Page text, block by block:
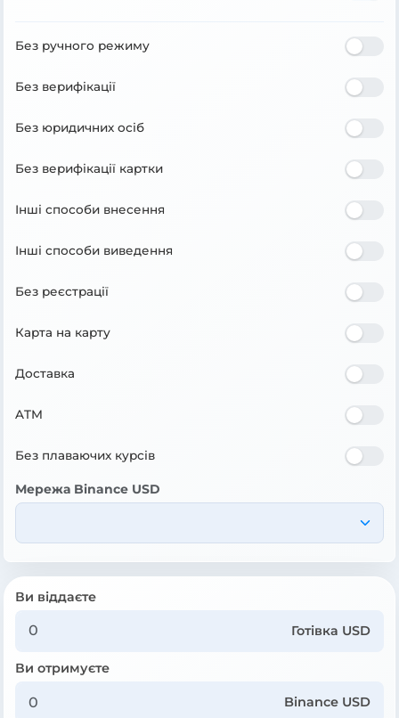
Без ручного режиму
Без верифікації
Без юридичних осіб
Без верифікації картки
Інші способи внесення
Інші способи виведення
Без реєстрації
Карта на карту
Доставка
ATM
Без плаваючих курсів
Мережа Binance USD
Ви віддаєте
Готівка USD
Ви отримуєте
Binance USD